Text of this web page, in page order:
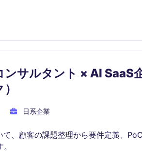
サルタント × AI SaaS
日系企業
、顧客の課題整理から要件定義、